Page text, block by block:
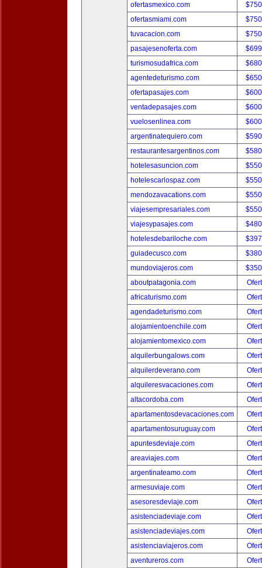
ofertasmexico.com
ofertasmiami.com
tuvacacion.com
pasajesenoferta.com
turismosudafrica.com
agentedeturismo.com
ofertapasajes.com
ventadepasajes.com
vuelosenlinea.com
argentinatequiero.com
restaurantesargentinos.com
hotelesasuncion.com
hotelescarlospaz.com
mendozavacations.com
viajesempresariales.com
viajesypasajes.com
hotelesdebariloche.com
guiadecusco.com
mundoviajeros.com
aboutpatagonia.com
africaturismo.com
agendadeturismo.com
alojamientoenchile.com
alojamientomexico.com
alquilerbungalows.com
alquilerdeverano.com
alquileresvacaciones.com
altacordoba.com
apartamentosdevacaciones.com
apartamentosuruguay.com
apuntesdeviaje.com
areaviajes.com
argentinateamo.com
armesuviaje.com
asesoresdeviaje.com
asistenciadeviaje.com
asistenciadeviajes.com
asistenciaviajeros.com
aventureros.com